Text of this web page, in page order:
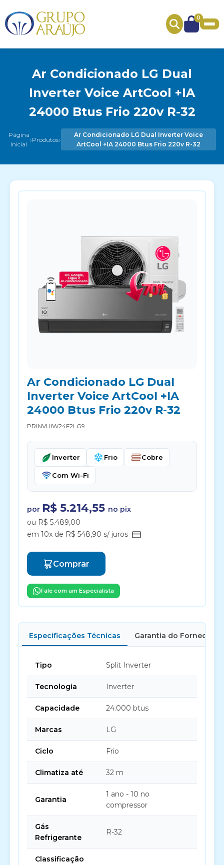
0
Ar Condicionado LG Dual
Inverter Voice ArtCool +IA
24000 Btus Frio 220v R-32
Página
Inicial ›Produtos›
Ar Condicionado LG Dual Inverter Voice
ArtCool +IA 24000 Btus Frio 220v R-32
Ar Condicionado LG Dual
Inverter Voice ArtCool +IA
24000 Btus Frio 220v R-32
PRINVHIW24F2LG9
Inverter Frio Cobre
Com Wi-Fi
por R$ 5.214,55 no pix
ou R$ 5.489,00
em 10x de R$ 548,90 s/ juros
Comprar
Fale com um Especialista
Especificações Técnicas Garantia do Fornecedor
Tipo Split Inverter
Tecnologia Inverter
Capacidade 24.000 btus
Marcas LG
Ciclo Frio
Climatiza até 32 m
Garantia
1 ano - 10 no
compressor
Gás
Refrigerante
R-32
Classificação